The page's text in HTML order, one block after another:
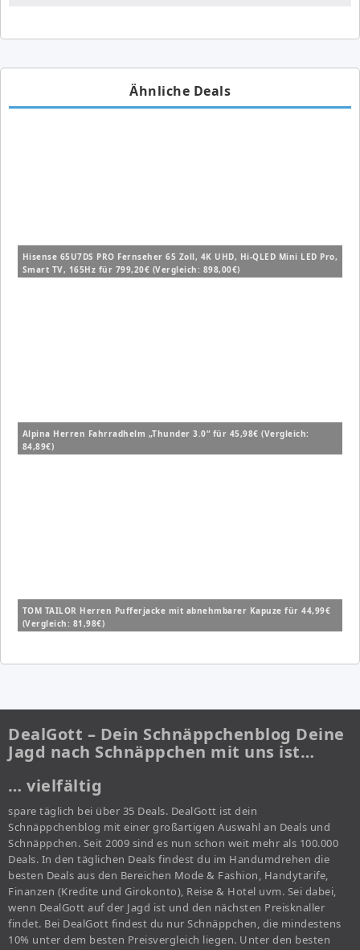
Ähnliche Deals
Hisense 65U7DS PRO Fernseher 65 Zoll, 4K UHD, Hi-QLED Mini LED Pro,
Smart TV, 165Hz für 799,20€ (Vergleich: 898,00€)
Alpina Herren Fahrradhelm „Thunder 3.0“ für 45,98€ (Vergleich:
84,89€)
TOM TAILOR Herren Pufferjacke mit abnehmbarer Kapuze für 44,99€
(Vergleich: 81,98€)
DealGott – Dein Schnäppchenblog Deine
Jagd nach Schnäppchen mit uns ist…
… vielfältig
spare täglich bei über 35 Deals. DealGott ist dein
Schnäppchenblog mit einer großartigen Auswahl an Deals und
Schnäppchen. Seit 2009 sind es nun schon weit mehr als 100.000
Deals. In den täglichen Deals findest du im Handumdrehen die
besten Deals aus den Bereichen Mode & Fashion, Handytarife,
Finanzen (Kredite und Girokonto), Reise & Hotel uvm. Sei dabei,
wenn DealGott auf der Jagd ist und den nächsten Preisknaller
findet. Bei DealGott findest du nur Schnäppchen, die mindestens
10% unter dem besten Preisvergleich liegen. Unter den besten